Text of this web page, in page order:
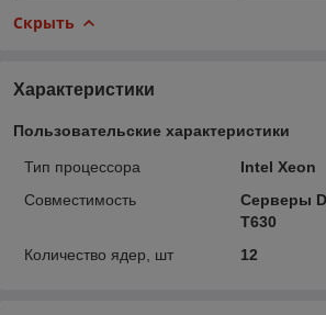
Скрыть
Характеристики
Пользовательские характеристики
Тип процессора
Intel Xeon
Совместимость
Серверы
T630
Количество ядер, шт
12